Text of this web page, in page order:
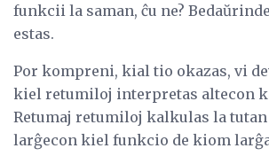
funkcii la saman, ĉu ne?
estas.
Por kompreni, kial tio okazas, vi
kiel retumiloj interpretas altecon
Retumaj retumiloj kalkulas la
larĝecon kiel funkcio de kiom